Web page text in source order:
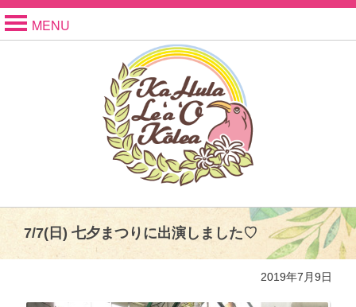
MENU
7/7(日) 七夕まつりに出演しました♡
2019年7月9日